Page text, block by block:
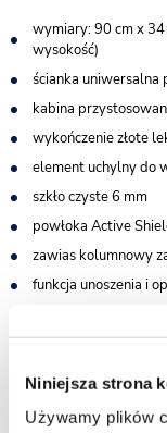
Niniejsza strona
Używamy plików
wymiary: 90 cm x
wysokość)
ścianka uniwersalna
kabina
wykończenie złote
element uchylny do
szkło czyste 6 mm
powłoka Active
zawias kolumnowy
funkcja unoszenia i
uszczelki
gwarancja 3 lata
Praktyczne